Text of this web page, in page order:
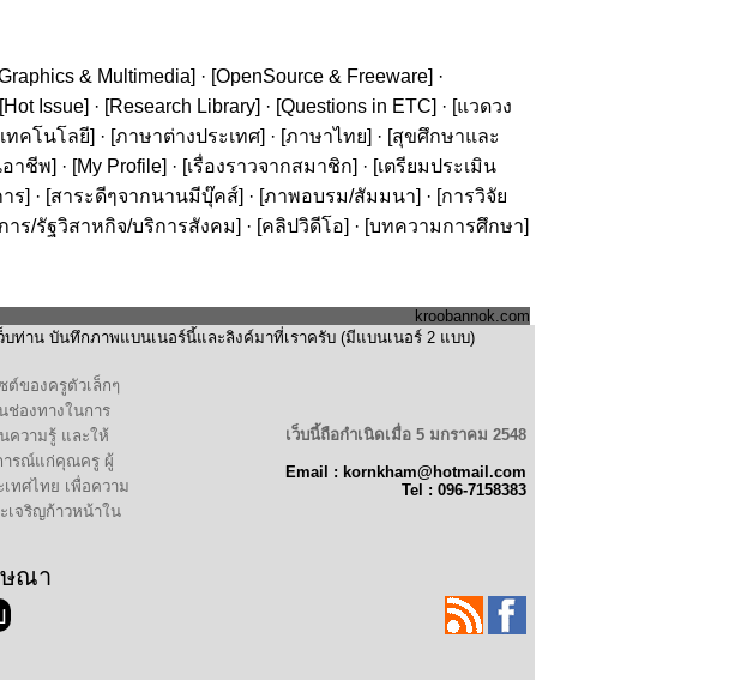
& Multimedia] · [OpenSource & Freeware] ·
Hot Issue] · [Research Library] · [Questions in ETC] · [แวดวง
ทคโนโลยี] · [ภาษาต่างประเทศ] · [ภาษาไทย] · [สุขศึกษาและ
อาชีพ] · [My Profile] · [เรื่องราวจากสมาชิก] · [เตรียมประเมิน
ร] · [สาระดีๆจากนานมีบุ๊คส์] · [ภาพอบรม/สัมมนา] · [การวิจัย
าร/รัฐวิสาหกิจ/บริการสังคม] · [คลิปวิดีโอ] · [บทความการศึกษา]
kroobannok.com
ท่าน บันทึกภาพแบนเนอร์นี้และลิงค์มาที่เราครับ (มีแบนเนอร์ 2 แบบ)
ต์ของครูตัวเล็กๆ
ช่องทางในการ
ความรู้ และให้
ารณ์แก่คุณครู ผู้
ทศไทย เพื่อความ
เจริญก้าวหน้าใน
เว็บนี้ถือกำเนิดเมื่อ 5 มกราคม 2548
Email : kornkham@hotmail.com
Tel : 096-7158383
ษณา